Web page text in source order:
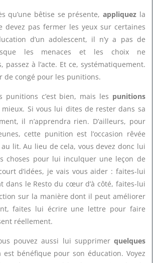
bêtise se présente, appliquezla
devez pas fermer les yeux sur certaines
d’un adolescent, il n’y a pas de
les menaces et les choix ne
à l’acte. Et ce, systématiquement.
de congé pour les punitions.
c’est bien, mais les punitions
mieux. Si vous lui dites de rester dans sa
il n’apprendra rien. D’ailleurs, pour
cette punition est l’occasion rêvée
lit. Au lieu de cela, vous devez donc lui
choses pour lui inculquer une leçon de
d’idées, je vais vous aider : faites-lui
dans le Resto du cœur d’à côté, faites-lui
sur la manière dont il peut améliorer
faites lui écrire une lettre pour faire
réellement.
aussi lui supprimer quelques
bénéfique pour son éducation. Voyez